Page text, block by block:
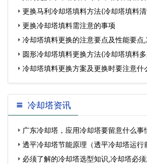
换的招
更换马利冷却塔填料方法(冷却塔填料
更换冷却塔填料需注意的事项
冷却塔填料更换的注意要点及性能要点
格 圆形冷却塔填料更换方法(冷却塔填料
冷却塔填料更换方案及更换时要注意什
期
冷却塔资讯
广东冷却塔，应用冷却塔要留意什么事
设备…
透平冷却塔节能原理（透平冷却塔运行
塔水轮…
必须了解的冷却塔选型知识,冷却塔必